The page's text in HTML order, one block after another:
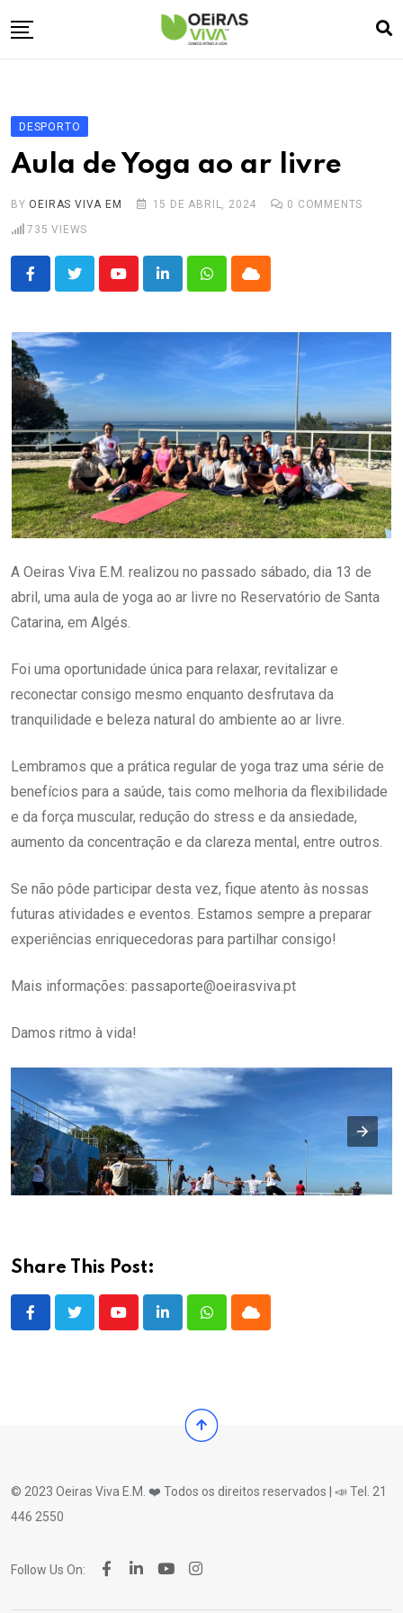
to
Oeiras Marina
Cultura 🎭
Turismo✈️
Agenda
DESPORTO
Aula de Yoga ao ar livre
BY OEIRAS VIVA EM 15 DE ABRIL, 2024 0 COMMENTS
735 VIEWS
YoutubeLinkedInWhatsappCloud
A Oeiras Viva E.M. realizou no passado sábado, dia 13 de
abril, uma aula de yoga ao ar livre no Reservatório de Santa
Catarina, em Algés.
Foi uma oportunidade única para relaxar, revitalizar e
reconectar consigo mesmo enquanto desfrutava da
tranquilidade e beleza natural do ambiente ao ar livre.
Lembramos que a prática regular de yoga traz uma série de
benefícios para a saúde, tais como melhoria da flexibilidade
e da força muscular, redução do stress e da ansiedade,
aumento da concentração e da clareza mental, entre outros.
Se não pôde participar desta vez, fique atento às nossas
futuras atividades e eventos. Estamos sempre a preparar
experiências enriquecedoras para partilhar consigo!
Mais informações: passaporte@oeirasviva.pt
Damos ritmo à vida!
Share This Post:
YoutubeLinkedInWhatsappCloud
© 2023 Oeiras Viva E.M. ❤️ Todos os direitos reservados | 📣 Tel. 21
446 2550
Follow Us On: